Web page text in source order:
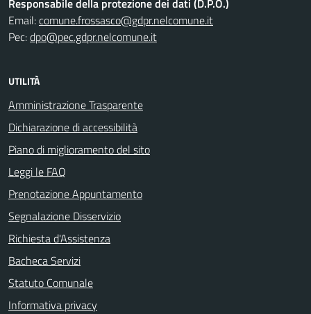
Responsabile della protezione dei dati (D.P.O.)
Email:comune.frossasco@gdpr.nelcomune.it
Pec:dpo@pec.gdpr.nelcomune.it
UTILITÀ
Amministrazione Trasparente
Dichiarazione di accessibilità
Piano di miglioramento del sito
Leggi le FAQ
Prenotazione Appuntamento
Segnalazione Disservizio
Richiesta d'Assistenza
Bacheca Servizi
Statuto Comunale
Informativa privacy